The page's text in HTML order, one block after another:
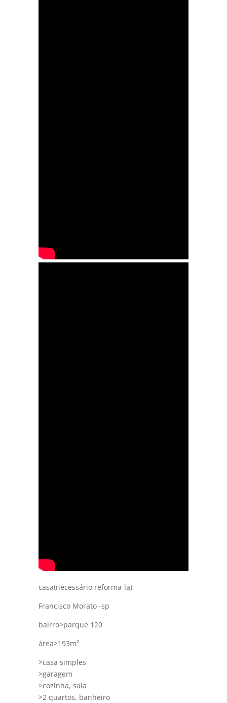
casa(necessário reforma-la)
Francisco Morato -sp
bairro>parque 120
área>193m²
>casa simples
>garagem
>cozinha, sala
>2 quartos, banheiro